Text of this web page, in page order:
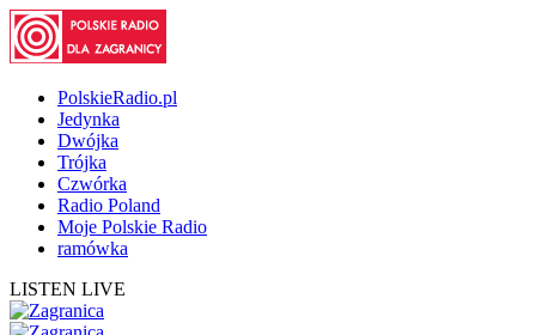
PolskieRadio.pl
Jedynka
Dwójka
Trójka
Czwórka
Radio Poland
Moje Polskie Radio
ramówka
LISTEN LIVE